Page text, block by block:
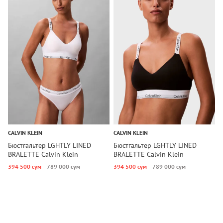
CALVIN KLEIN
Бюстгальтер LGHTLY LINED
BRALETTE Calvin Klein
394 500 сум 789 000 сум
CALVIN KLEIN
Бюстгальтер LGHTLY LINED
BRALETTE Calvin Klein
394 500 сум 789 000 сум